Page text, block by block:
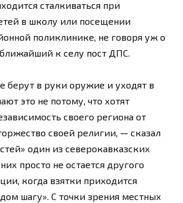
сталкиваться при
в школу или посещении
поликлинике, не говоря уж о
к селу пост ДПС.
берут в руки оружие и уходят в
это не потому, что хотят
своего региона от
своей религии, — сказал
один из северокавказских
просто не остается другого
когда взятки приходится
шагу». С точки зрения местных